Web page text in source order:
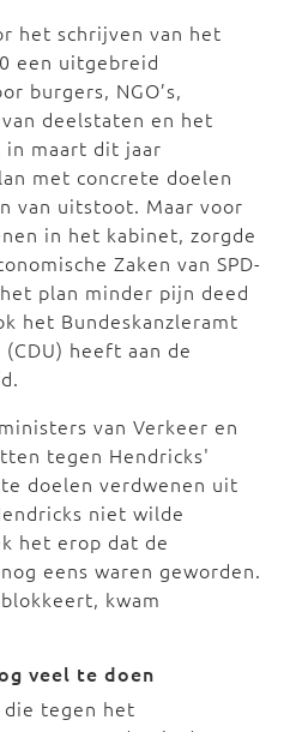
het schrijven van het
een uitgebreid
burgers, NGO’s,
deelstaten en het
maart dit jaar
met concrete doelen
van uitstoot. Maar voor
in het kabinet, zorgde
Zaken van SPD-
plan minder pijn deed
het Bundeskanzleramt
heeft aan de
van Verkeer en
tegen Hendricks'
doelen verdwenen uit
niet wilde
het erop dat de
eens waren geworden.
kwam
veel te doen
die tegen het